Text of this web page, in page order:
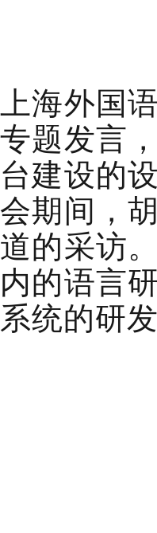
上海外国
专题发言
台建设的
会期间，
道的采访
内的语言
系统的研发